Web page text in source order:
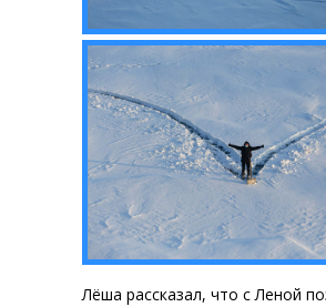
Лёша рассказал, что с Леной